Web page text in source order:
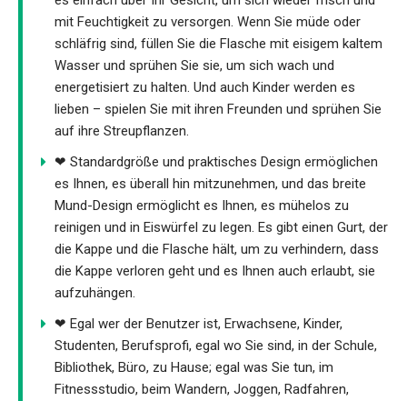
mit Feuchtigkeit zu versorgen. Wenn Sie müde oder
schläfrig sind, füllen Sie die Flasche mit eisigem kaltem
Wasser und sprühen Sie sie, um sich wach und
energetisiert zu halten. Und auch Kinder werden es
lieben – spielen Sie mit ihren Freunden und sprühen Sie
auf ihre Streupflanzen.
❤ Standardgröße und praktisches Design ermöglichen
es Ihnen, es überall hin mitzunehmen, und das breite
Mund-Design ermöglicht es Ihnen, es mühelos zu
reinigen und in Eiswürfel zu legen. Es gibt einen Gurt, der
die Kappe und die Flasche hält, um zu verhindern, dass
die Kappe verloren geht und es Ihnen auch erlaubt, sie
aufzuhängen.
❤ Egal wer der Benutzer ist, Erwachsene, Kinder,
Studenten, Berufsprofi, egal wo Sie sind, in der Schule,
Bibliothek, Büro, zu Hause; egal was Sie tun, im
Fitnessstudio, beim Wandern, Joggen, Radfahren,